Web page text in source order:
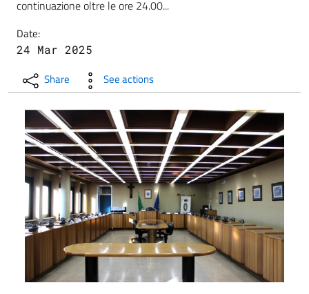
continuazione oltre le ore 24.00...
Date:
24 Mar 2025
Share See actions